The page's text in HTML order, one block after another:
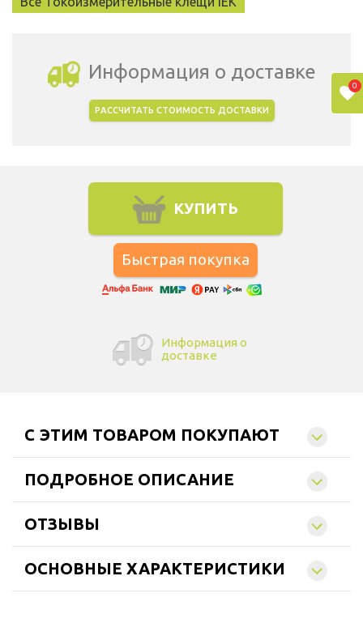
Информация о доставке
РАССЧИТАТЬ СТОИМОСТЬ ДОСТАВКИ
КУПИТЬ
Информация о
доставке
C ЭТИМ ТОВАРОМ ПОКУПАЮТ
ПОДРОБНОЕ ОПИСАНИЕ
ОТЗЫВЫ
ОСНОВНЫЕ ХАРАКТЕРИСТИКИ
0